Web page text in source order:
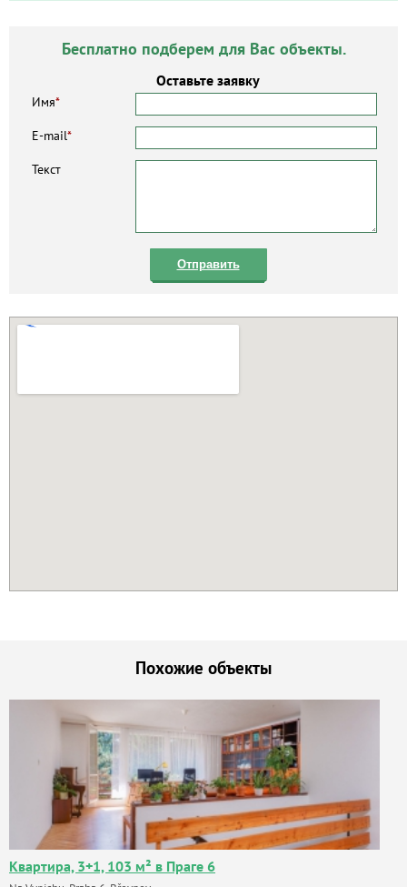
Бесплатно подберем для Вас объекты.
Оставьте заявку
Имя*
E-mail*
Текст
Отправить
Похожие объекты
Квартира, 3+1, 103 м² в Праге 6